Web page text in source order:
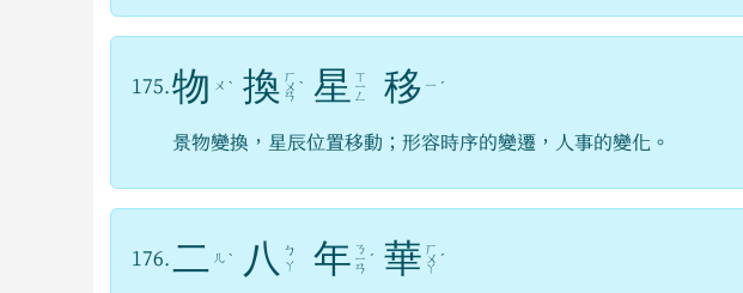
175. 物 ㄨ ˋ 換 ㄏ
ㄨ
ㄢ
ˋ 星 ㄒ
ㄧ
ㄥ 移 ㄧ ˊ
景物變換，星辰位置移動；形容時序的變遷，人事的變化。
176. 二 ㄦ ˋ 八
ㄅ
ㄚ
年 ㄋ
ㄧ
ㄢ
ˊ 華 ㄏ
ㄨ
ㄚ
ˊ